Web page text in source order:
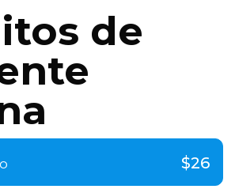
de
$26